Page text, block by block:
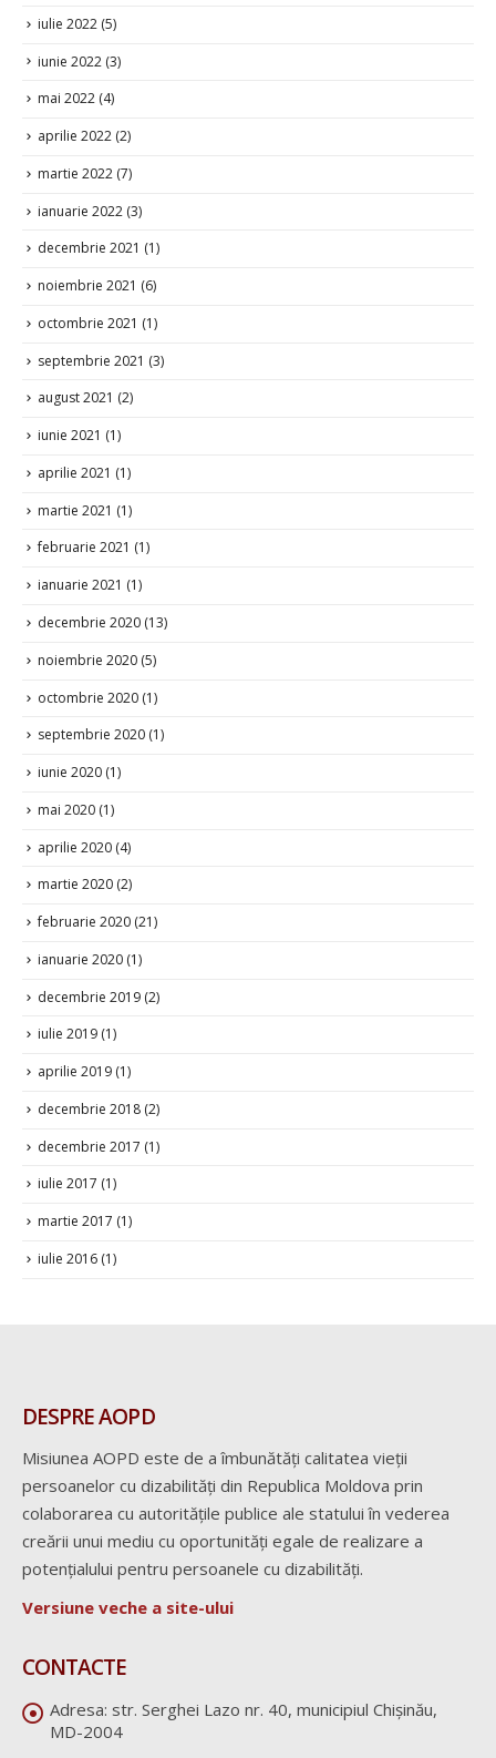
iulie 2022 (5)
iunie 2022 (3)
mai 2022 (4)
aprilie 2022 (2)
martie 2022 (7)
ianuarie 2022 (3)
decembrie 2021 (1)
noiembrie 2021 (6)
octombrie 2021 (1)
septembrie 2021 (3)
august 2021 (2)
iunie 2021 (1)
aprilie 2021 (1)
martie 2021 (1)
februarie 2021 (1)
ianuarie 2021 (1)
decembrie 2020 (13)
noiembrie 2020 (5)
octombrie 2020 (1)
septembrie 2020 (1)
iunie 2020 (1)
mai 2020 (1)
aprilie 2020 (4)
martie 2020 (2)
februarie 2020 (21)
ianuarie 2020 (1)
decembrie 2019 (2)
iulie 2019 (1)
aprilie 2019 (1)
decembrie 2018 (2)
decembrie 2017 (1)
iulie 2017 (1)
martie 2017 (1)
iulie 2016 (1)
DESPRE AOPD
Misiunea AOPD este de a îmbunătăți calitatea vieții
persoanelor cu dizabilități din Republica Moldova prin
colaborarea cu autoritățile publice ale statului în vederea
creării unui mediu cu oportunități egale de realizare a
potențialului pentru persoanele cu dizabilități.
Versiune veche a site-ului
CONTACTE
Adresa: str. Serghei Lazo nr. 40, municipiul Chișinău,
MD-2004